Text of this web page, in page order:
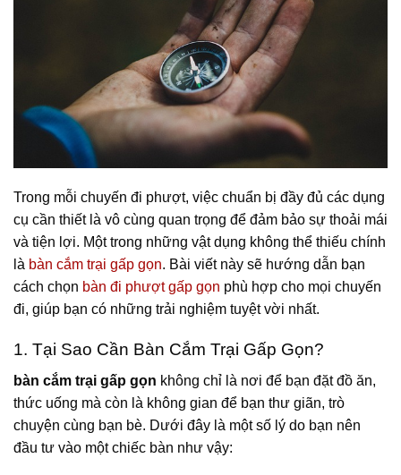
Trong mỗi chuyến đi phượt, việc chuẩn bị đầy đủ các dụng
cụ cần thiết là vô cùng quan trọng để đảm bảo sự thoải mái
và tiện lợi. Một trong những vật dụng không thể thiếu chính
là bàn cắm trại gấp gọn. Bài viết này sẽ hướng dẫn bạn
cách chọn bàn đi phượt gấp gọn phù hợp cho mọi chuyến
đi, giúp bạn có những trải nghiệm tuyệt vời nhất.
1. Tại Sao Cần Bàn Cắm Trại Gấp Gọn?
bàn cắm trại gấp gọn không chỉ là nơi để bạn đặt đồ ăn,
thức uống mà còn là không gian để bạn thư giãn, trò
chuyện cùng bạn bè. Dưới đây là một số lý do bạn nên
đầu tư vào một chiếc bàn như vậy: